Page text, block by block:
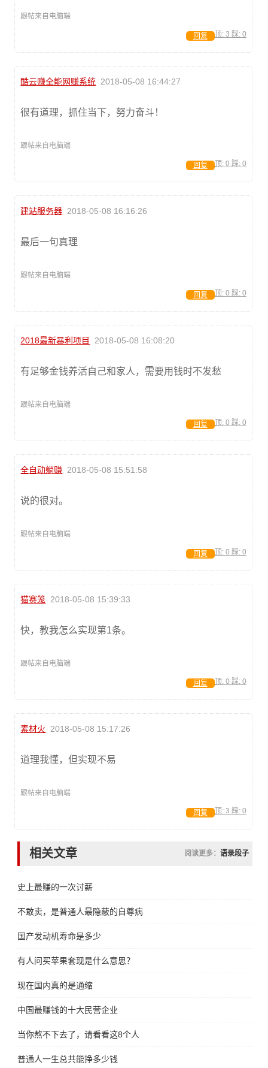
跟帖来自电脑端
顶: 3 踩: 0
回复
酷云赚全能网赚系统 2018-05-08 16:44:27
很有道理，抓住当下，努力奋斗！
跟帖来自电脑端
顶: 0 踩: 0
回复
建站服务器 2018-05-08 16:16:26
最后一句真理
跟帖来自电脑端
顶: 0 踩: 0
回复
2018最新暴利项目 2018-05-08 16:08:20
有足够金钱养活自己和家人，需要用钱时不发愁
跟帖来自电脑端
顶: 0 踩: 0
回复
全自动躺赚 2018-05-08 15:51:58
说的很对。
跟帖来自电脑端
顶: 0 踩: 0
回复
猫赛笼 2018-05-08 15:39:33
快，教我怎么实现第1条。
跟帖来自电脑端
顶: 0 踩: 0
回复
素材火 2018-05-08 15:17:26
道理我懂，但实现不易
跟帖来自电脑端
顶: 3 踩: 0
回复
相关文章 阅读更多： 语录段子
史上最赚的一次讨薪
不敢卖，是普通人最隐蔽的自尊病
国产发动机寿命是多少
有人问买苹果套现是什么意思？
现在国内真的是通缩
中国最赚钱的十大民营企业
当你熬不下去了，请看看这8个人
普通人一生总共能挣多少钱